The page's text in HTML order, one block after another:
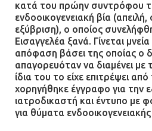
κατά του πρώην συντρόφου
ενδοοικογενειακή βία
εξύβριση), ο οποίος
Εισαγγελέα ξανά. Γίνεται
απόφαση βάσει της οποίας ο
απαγορευόταν να διαμένει
ίδια του το είχε επιτρέψει
χορηγήθηκε έγγραφο για την
ιατροδικαστή και έντυπο με
για θύματα ενδοοικογενειακής